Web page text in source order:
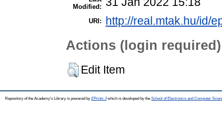
Modified:
URI: http://real.mtak.hu/id/
Actions (login required)
Edit Item
Repository of the Academy's Library is powered by EPrints 3which is developed by the School of Electronics and Computer